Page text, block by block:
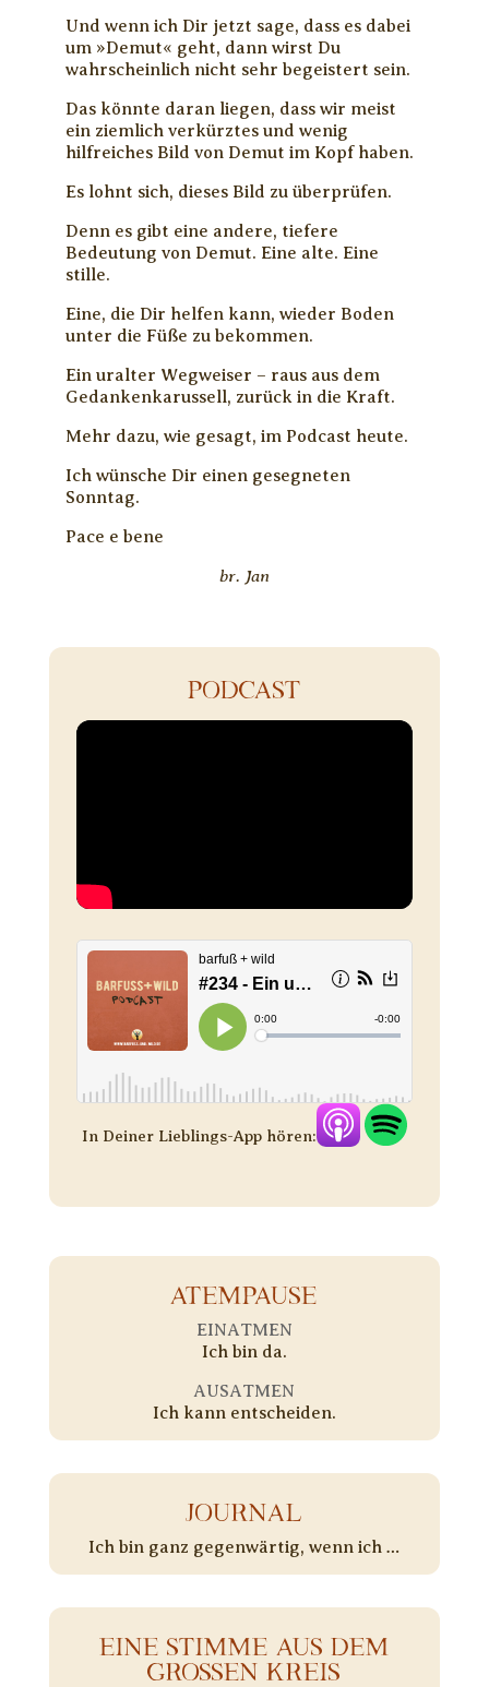
Und wenn ich Dir jetzt sage, dass es dabei
um »Demut« geht, dann wirst Du
wahrscheinlich nicht sehr begeistert sein.
Das könnte daran liegen, dass wir meist
ein ziemlich verkürztes und wenig
hilfreiches Bild von Demut im Kopf haben.
Es lohnt sich, dieses Bild zu überprüfen.
Denn es gibt eine andere, tiefere
Bedeutung von Demut. Eine alte. Eine
stille.
Eine, die Dir helfen kann, wieder Boden
unter die Füße zu bekommen.
Ein uralter Wegweiser – raus aus dem
Gedankenkarussell, zurück in die Kraft.
Mehr dazu, wie gesagt, im Podcast heute.
Ich wünsche Dir einen gesegneten
Sonntag.
Pace e bene
br. Jan
PODCAST
In Deiner Lieblings-App hören:
ATEMPAUSE
EINATMEN
Ich bin da.
AUSATMEN
Ich kann entscheiden.
JOURNAL
Ich bin ganz gegenwärtig, wenn ich …
EINE STIMME AUS DEM
GROSSEN KREIS